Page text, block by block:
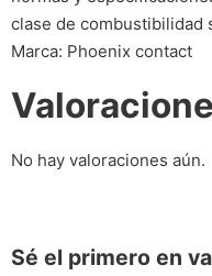
clase de combustibilidad
Marca: Phoenix contact
No hay valoraciones aún.
Sé el primero en